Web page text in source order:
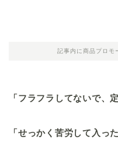
記事内に商品プロモ
「フラフラしてないで、
「せっかく苦労して入っ